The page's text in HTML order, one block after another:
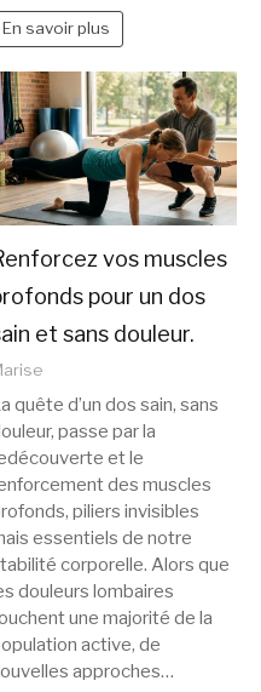
En savoir plus
vos muscles
pour un dos
et sans douleur.
quête d’un dos sain, sans
passe par la
et le
des muscles
piliers invisibles
essentiels de notre
corporelle. Alors que
douleurs lombaires
une majorité de la
active, de
approches…